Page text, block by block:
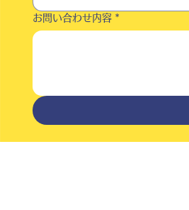
お問い合わせ内容 *